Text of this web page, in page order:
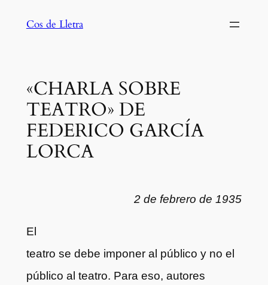
Cos de Lletra
«CHARLA SOBRE
TEATRO» DE
FEDERICO GARCÍA
LORCA
2 de febrero de 1935
El
teatro se debe imponer al público y no el
público al teatro. Para eso, autores